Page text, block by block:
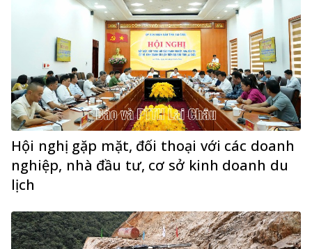
Hội nghị gặp mặt, đối thoại với các doanh
nghiệp, nhà đầu tư, cơ sở kinh doanh du
lịch